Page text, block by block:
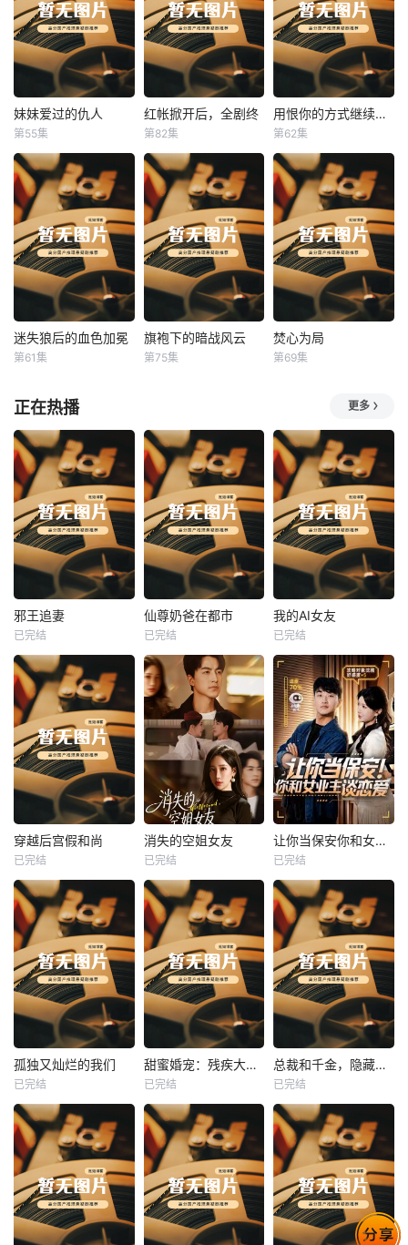
妹妹爱过的仇人
妹妹爱过的仇人
第55集
红帐掀开后，全剧终
红帐掀开后，全剧终
第82集
用恨你的方式继续爱你 用恨你的方式继续爱你
第62集
迷失狼后的血色加冕
迷失狼后的血色加冕
第61集
旗袍下的暗战风云
旗袍下的暗战风云
第75集
焚心为局
焚心为局
第69集
正在热播 更多
热播
邪王追妻
未知
邪王追妻
已完结
热播
未知
仙尊奶爸在都市
已完结
热播
我的AI女友
未知
我的AI女友
已完结
热播
未知
穿越后宫假和尚
已完结
热播
未知
消失的空姐女友
已完结
热播
未知
让你当保安你和女业主谈恋爱
已完结
热播
未知
孤独又灿烂的我们
已完结
热播
未知
甜蜜婚宠：残疾大佬夜夜撩
已完结
热播
未知
总裁和千金，隐藏身份闪婚了
已完结